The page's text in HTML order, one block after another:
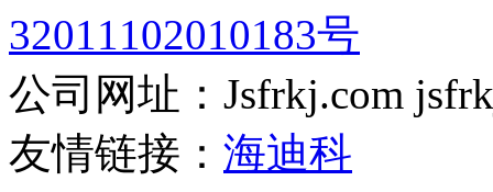
32011102010183号
公司网址：Jsfrkj.com
友情链接： 海迪科